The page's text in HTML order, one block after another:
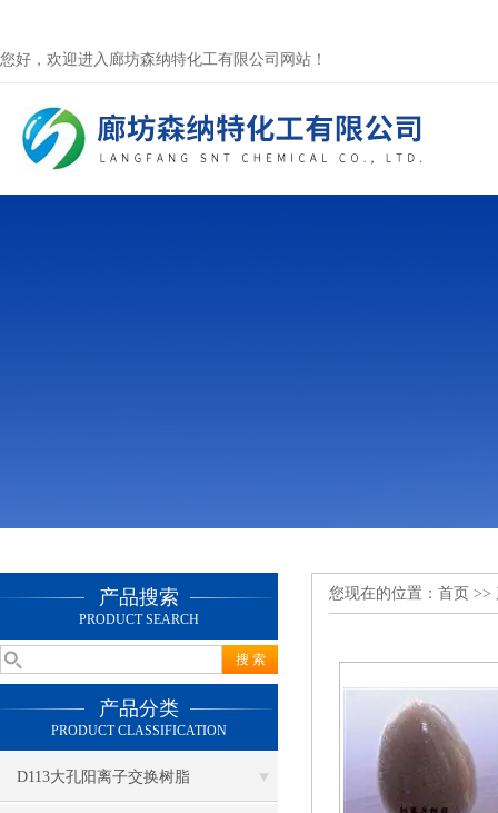
您好，欢迎进入廊坊森纳特化工有限公司网站！
产品搜索
PRODUCT SEARCH
产品分类
PRODUCT CLASSIFICATION
D113大孔阳离子交换树脂
您现在的位置： 首页 >>